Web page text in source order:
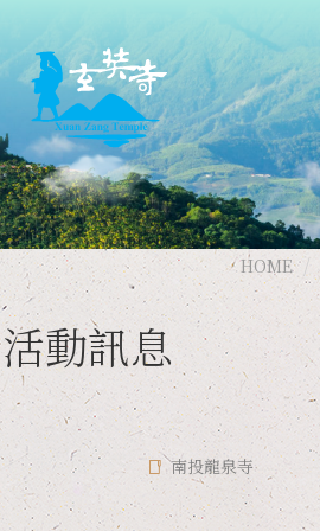
HOME
活動訊息
南投龍泉寺